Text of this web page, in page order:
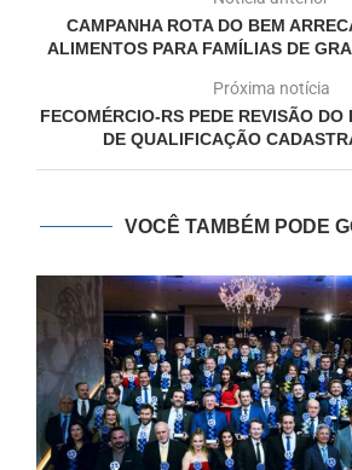
CAMPANHA ROTA DO BEM
ALIMENTOS PARA FAMÍLIAS DE
Próxima notícia
FECOMÉRCIO-RS PEDE REVISÃO DO
DE QUALIFICAÇÃO
VOCÊ TAMBÉM PODE